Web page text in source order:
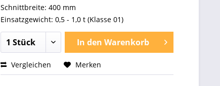
Schnittbreite: 400 mm
Einsatzgewicht: 0,5 - 1,0 t (Klasse 01)
In den Warenkorb
Vergleichen Merken